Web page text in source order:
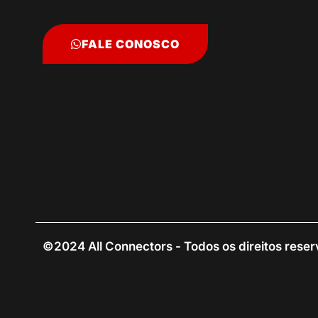
FALE CONOSCO
©2024 All Connectors - Todos os direitos